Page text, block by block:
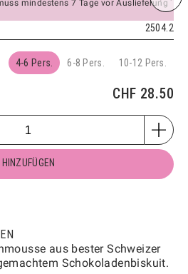
2706
HINZUFÜGEN
1801
mindestens 7 Tage vor Auslieferung
2504.2
4-6 Pers. 6-8 Pers. 10-12 Pers.
CHF 28.50
HINZUFÜGEN
aus bester Schweizer
Schokoladenbiskuit.